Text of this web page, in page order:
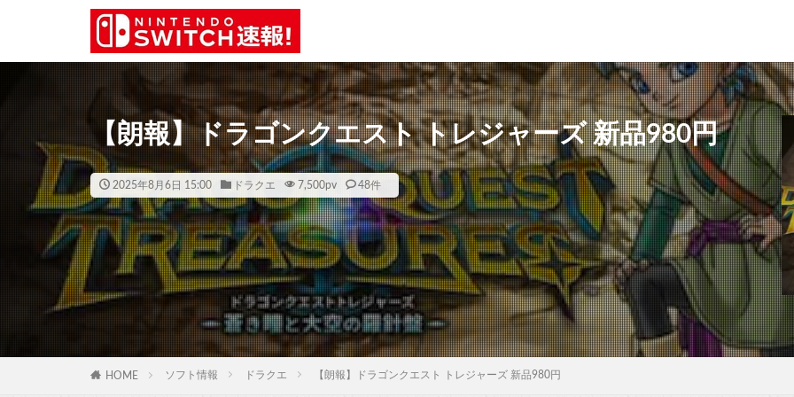
【朗報】ドラゴンクエスト トレジャーズ 新品980円
2025年8月6日 15:00 ドラクエ 7,500pv 48件
HOME ソフト情報 ドラクエ 【朗報】ドラゴンクエスト トレジャーズ 新品980円